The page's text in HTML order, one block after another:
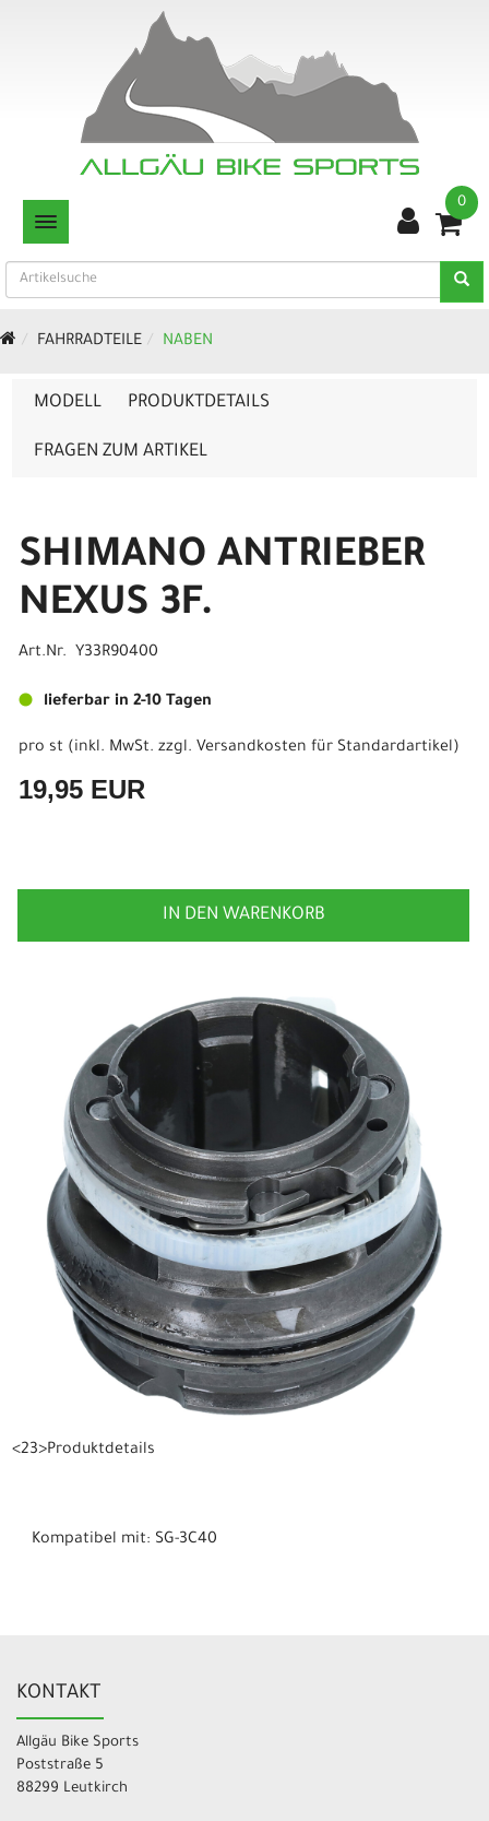
TOGGLE NAVIGATION
0
FAHRRADTEILE NABEN
MODELL PRODUKTDETAILS
FRAGEN ZUM ARTIKEL
SHIMANO ANTRIEBER
NEXUS 3F.
Art.Nr. Y33R90400
lieferbar in 2-10 Tagen
pro st (inkl. MwSt. zzgl. Versandkosten für Standardartikel)
19,95 EUR
IN DEN WARENKORB
<23>Produktdetails
Kompatibel mit: SG-3C40
KONTAKT
Allgäu Bike Sports
Poststraße 5
88299 Leutkirch